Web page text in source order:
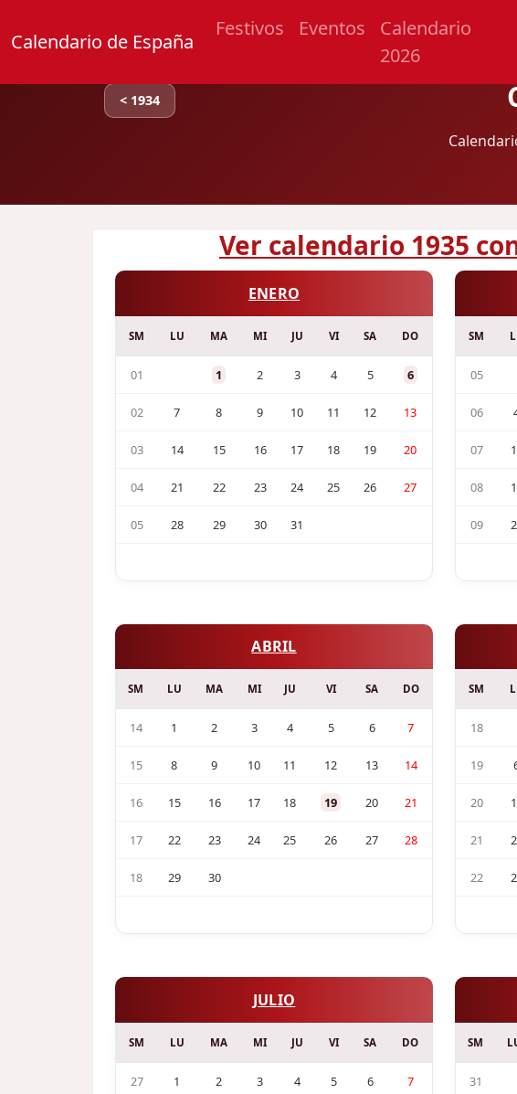
Calendario de España
Festivos Eventos
Calendario
2026
< 1934
Ver calendario 1935
ENERO
SM LU MA MI JU VI SA DO
01 1 2 3 4 5 6
02 7 8 9 10 11 12 13
03 14 15 16 17 18 19 20
04 21 22 23 24 25 26 27
05 28 29 30 31
SM
05
06
07
08
09
ABRIL
SM LU MA MI JU VI SA DO
14 1 2 3 4 5 6 7
15 8 9 10 11 12 13 14
16 15 16 17 18 19 20 21
17 22 23 24 25 26 27 28
18 29 30
SM
18
19
20
21
22
JULIO
SM LU MA MI JU VI SA DO
27 1 2 3 4 5 6 7
SM
31